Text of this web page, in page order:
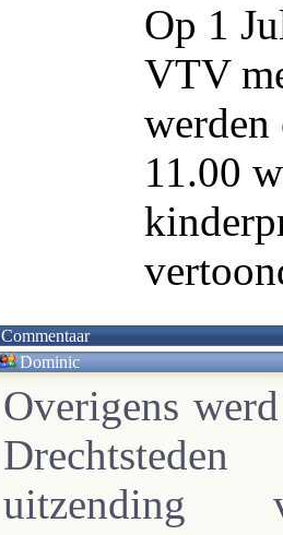
Op 1
VTV
werden
11.00
Commentaar
Dominic
Overigens
uitzending